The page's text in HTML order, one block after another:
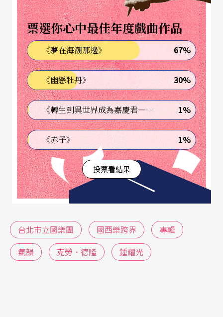
泉〉則取材自近代畫家傅抱石之山水作《聽泉
圖》，高音薩克斯風以許多融合現代技巧的虛氣音
吹奏與真實音色交替，呈現出彷彿潑墨的朦朧美
感，在音色的若隱若現之間，展現出東方音樂感性
的柔美；第三樂章〈飛霞萬里〉則取材自張大千同
名潑墨山水，作曲家則以前慢後快的方式處理，呈
現出彷彿武俠世界的兒女柔情與俠客的豪邁奔放，
非常值得一聽。
另外的曲目還包括民曲《江河水》改編與陳剛《陽
光照耀在塔什庫爾干》之全新改編、加上中國作曲
家田蕾蕾○九年為高音薩克斯風與國樂團譜寫的
《公開的奧秘》等，可說是一張非常成功的跨界專
輯。由已發行的兩張唱片看來，北市國不僅僅為台
灣優秀的樂團找到一條國際發聲之路，也為當今台
票選你心中最佳年度戲曲作品
《夢在海潮那邊》 67%
《幽戀牡丹》 30%
《轉生到異世界成為嘉慶君—發現我的祖先是詐騙集團!?》 1%
《赤子》 1%
投票看結果
台北市立國樂團 國西樂跨界
專輯
氣韻
克勞．德隆 鍾耀光